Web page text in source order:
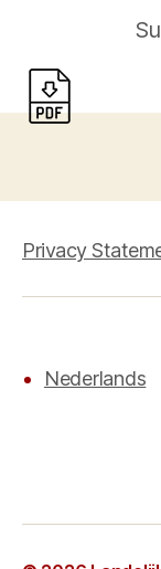
Privacy
Nederlands